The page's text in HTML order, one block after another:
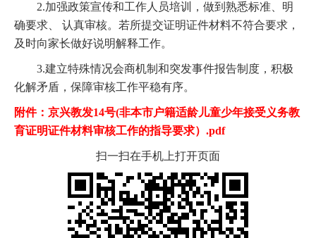
2.加强政策宣传和工作人员培训，做到熟悉标准、明
确要求、 认真审核。若所提交证明证件材料不符合要求，
及时向家长做好说明解释工作。
3.建立特殊情况会商机制和突发事件报告制度，积极
化解矛盾，保障审核工作平稳有序。
附件：京兴教发14号(非本市户籍适龄儿童少年接受义务教
育证明证件材料审核工作的指导要求）.pdf
扫一扫在手机上打开页面